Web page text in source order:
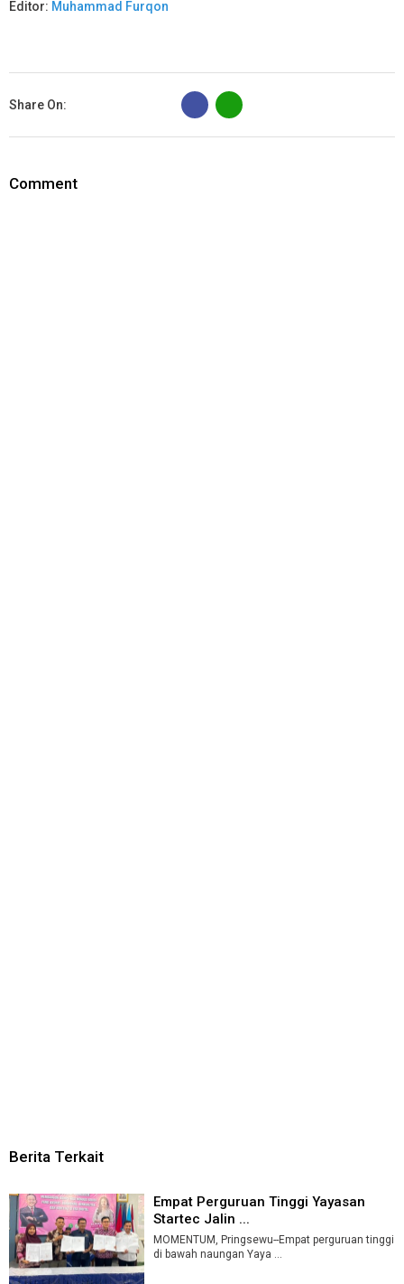
Editor: Muhammad Furqon
Share On:
B
Comment
Berita Terkait
Empat Perguruan Tinggi Yayasan
Startec Jalin ...
MOMENTUM, Pringsewu--Empat perguruan tinggi
di bawah naungan Yaya ...